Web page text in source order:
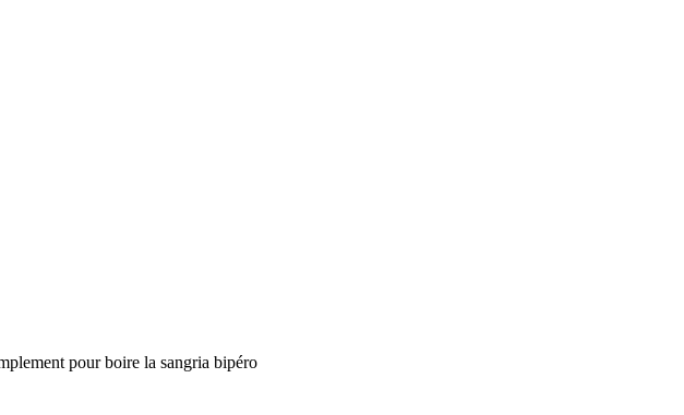
pour boire la sangria bipéro